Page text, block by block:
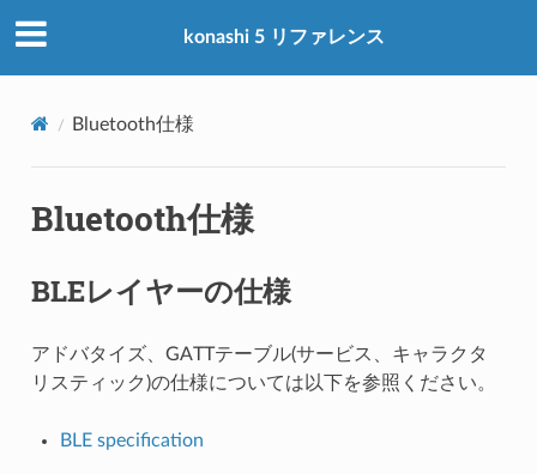
konashi 5 リファレンス
Bluetooth仕様
Bluetooth仕様
BLEレイヤーの仕様
アドバタイズ、GATTテーブル(サービス、キャラクタ
リスティック)の仕様については以下を参照ください。
BLE specification